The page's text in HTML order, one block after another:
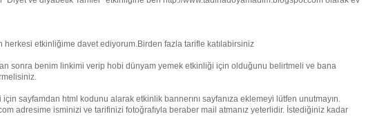
herkesi etkinliğime davet ediyorum.Birden fazla tarifle katılabirsiniz
sonra benim linkimi verip hobi dünyam yemek etkinliği için olduğunu belirtmeli ve bana
sayfamdan html kodunu alarak etkinlik bannerını sayfanıza eklemeyi lütfen unutmayın.
adresime isminizi ve tarifinizi fotoğrafıyla beraber mail atmanız yeterlidir. İstediğiniz kadar